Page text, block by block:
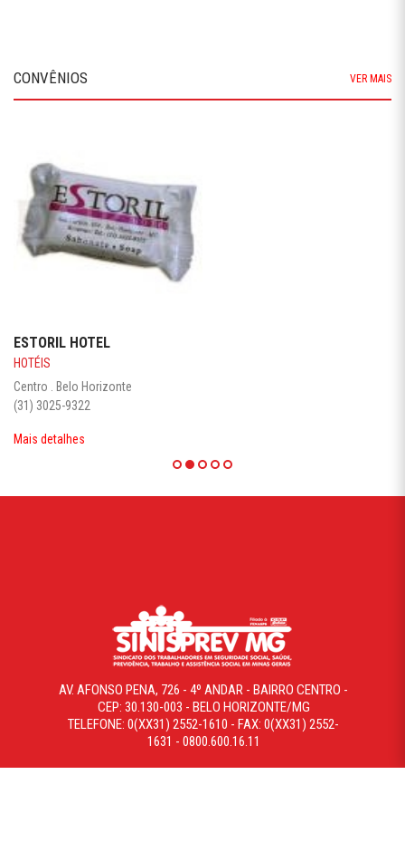
CONVÊNIOS VER MAIS
ESTORIL HOTEL
HOTÉIS
Centro . Belo Horizonte
(31) 3025-9322
Mais detalhes
AV. AFONSO PENA, 726 - 4º ANDAR - BAIRRO CENTRO -
CEP: 30.130-003 - BELO HORIZONTE/MG
TELEFONE: 0(XX31) 2552-1610 - FAX: 0(XX31) 2552-
1631 - 0800.600.16.11